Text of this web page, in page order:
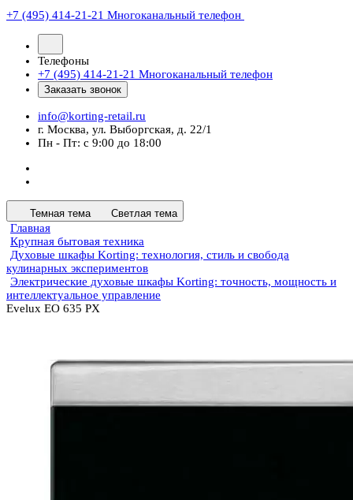
+7 (495) 414-21-21 Многоканальный телефон
Телефоны
+7 (495) 414-21-21 Многоканальный телефон
Заказать звонок
info@korting-retail.ru
г. Москва, ул. Выборгская, д. 22/1
Пн - Пт: с 9:00 до 18:00
Темная тема Светлая тема
Главная
Крупная бытовая техника
Духовые шкафы Korting: технология, стиль и свобода
кулинарных экспериментов
Электрические духовые шкафы Korting: точность, мощность и
интеллектуальное управление
Evelux EO 635 PX